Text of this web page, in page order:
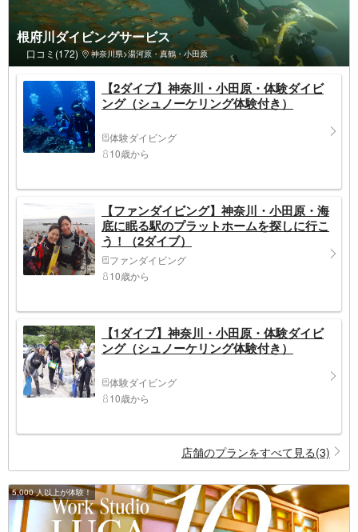
根府川ダイビングサービス
口コミ(172) 神奈川県>湯河原・真鶴・小田原
【2ダイブ】神奈川・小田原・体験ダイビ
ング（シュノーケリング体験付き）
体験ダイビング
10歳から
【ファンダイビング】神奈川・小田原・海
底に眠る駅のプラットホームを探しに行こ
う！（2ダイブ）
ファンダイビング
10歳から
【1ダイブ】神奈川・小田原・体験ダイビ
ング（シュノーケリング体験付き）
体験ダイビング
10歳から
店舗のプランをすべて見る(3)
5,000 人以上が体験！